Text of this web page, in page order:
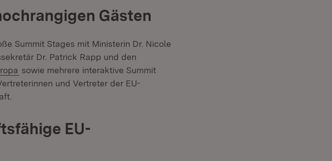
Gästen
Summit Stages mit Ministerin Dr. Nicole
Dr. Patrick Rapp und den
(Öffnet in neuem Fenster)
sowie mehrere interaktive Summit
und Vertreter der EU-
EU-